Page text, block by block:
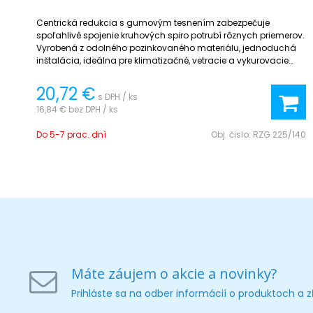
Centrická redukcia s gumovým tesnením zabezpečuje
spoľahlivé spojenie kruhových spiro potrubí rôznych priemerov.
Vyrobená z odolného pozinkovaného materiálu, jednoduchá
inštalácia, ideálna pre klimatizačné, vetracie a vykurovacie
20,72 € s DPH / ks
16,84 € bez DPH / ks
Do 5-7 prac. dní Obj. čislo: RZG 225/140
Máte záujem o akcie a novinky?
Prihláste sa na odber informácií o produktoch a